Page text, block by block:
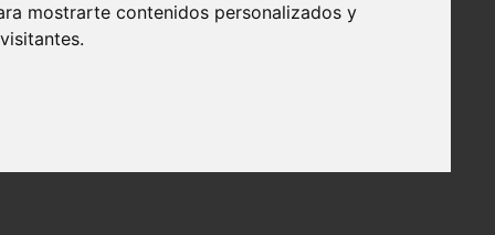
mostrarte contenidos personalizados y